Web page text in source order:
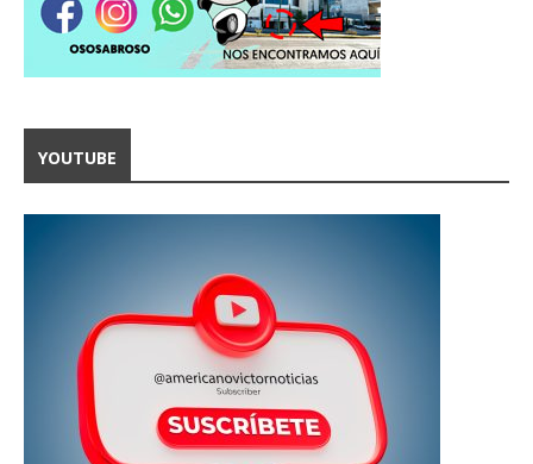
YOUTUBE